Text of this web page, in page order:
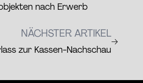
nach Erwerb
NÄCHSTER ARTIKEL
zur Kassen-Nachschau
→